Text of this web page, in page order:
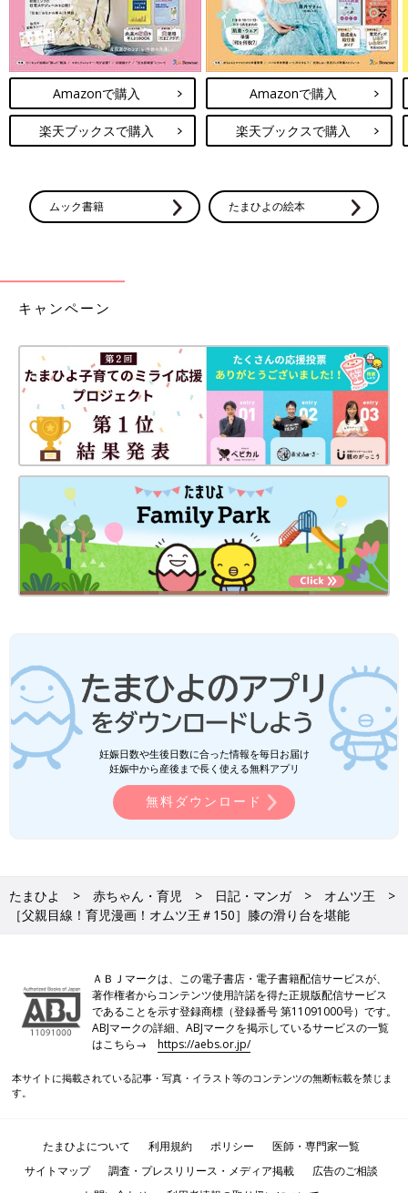
Amazonで購入
楽天ブックスで購入
Amazonで購入
楽天ブックスで購入
ムック書籍 たまひよの絵本
キャンペーン
妊娠日数や生後日数に合った情報を毎日お届け
妊娠中から産後まで長く使える無料アプリ
無料ダウンロード
たまひよ 赤ちゃん・育児 日記・マンガ
オムツ王
［父親目線！育児漫画！オムツ王＃150］膝の滑り台を堪能
ＡＢＪマークは、この電子書店・電子書籍配信サービスが、
著作権者からコンテンツ使用許諾を得た正規版配信サービス
であることを示す登録商標（登録番号 第11091000号）です。
ABJマークの詳細、ABJマークを掲示しているサービスの一覧
はこちら→https://aebs.or.jp/
本サイトに掲載されている記事・写真・イラスト等のコンテンツの無断転載を禁じま
す。
たまひよについて 利用規約 ポリシー
医師・専門家一覧
サイトマップ
調査・プレスリリース・メディア掲載
広告のご相談